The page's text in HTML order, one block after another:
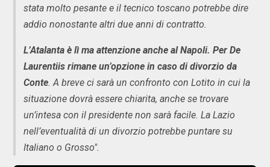
stata molto pesante e il tecnico toscano potrebbe dire
addio nonostante altri due anni di contratto.
L’Atalanta è lì ma attenzione anche al Napoli. Per De
Laurentiis rimane un’opzione in caso di divorzio da
Conte. A breve ci sarà un confronto con Lotito in cui la
situazione dovrà essere chiarita, anche se trovare
un’intesa con il presidente non sarà facile. La Lazio
nell’eventualità di un divorzio potrebbe puntare su
Italiano o Grosso".